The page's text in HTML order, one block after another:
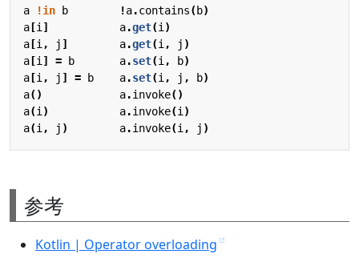
a
!in b !a.contains(b)
a [i ] a.get(i )
a [i , j ] a.get(i , j )
a [i ] = b a.set(i , b)
a [i , j ] = b a.set(i , j , b)
a() a.invoke()
a(i ) a.invoke(i )
a(i , j ) a.invoke(i , j )
参考
Kotlin | Operator overloading